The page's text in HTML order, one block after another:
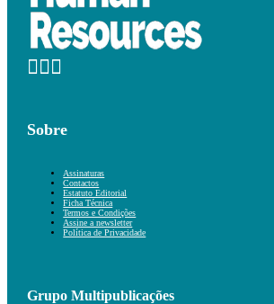
Sobre
Assinaturas
Contactos
Estatuto Editorial
Ficha Técnica
Termos e Condições
Assine a newsletter
Política de Privacidade
Grupo Multipublicações